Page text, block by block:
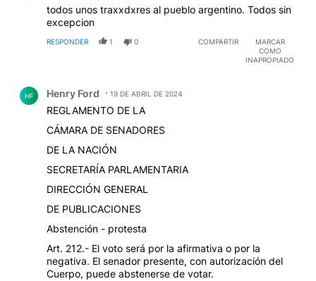
todos unos traxxdxres al pueblo argentino. Todos sin
excepcion
RESPONDER 1 0 COMPARTIR
MARCAR
COMO
INAPROPIADO
HF Henry Ford 19 DE ABRIL DE 2024
REGLAMENTO DE LA
CÁMARA DE SENADORES
DE LA NACIÓN
SECRETARÍA PARLAMENTARIA
DIRECCIÓN GENERAL
DE PUBLICACIONES
Abstención - protesta
Art. 212.- El voto será por la afirmativa o por la
negativa. El senador presente, con autorización del
Cuerpo, puede abstenerse de votar.